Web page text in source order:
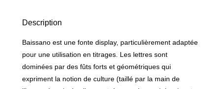
FONT
Description
Baissano est une fonte display, particulièrement adaptée
pour une utilisation en titrages. Les lettres sont
dominées par des fûts forts et géométriques qui
expriment la notion de culture (taillé par la main de